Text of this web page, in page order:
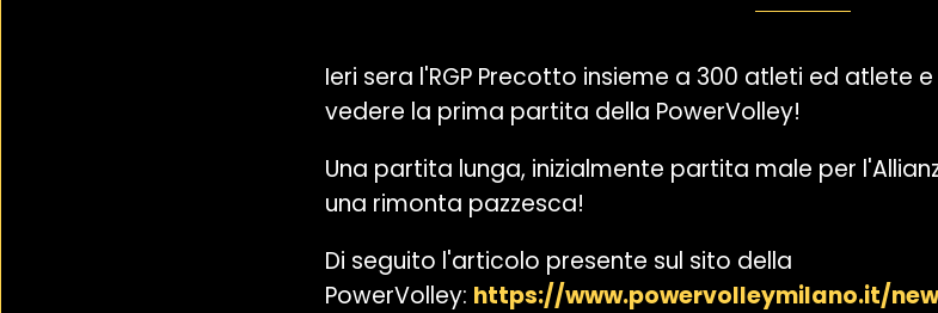
Ieri sera l'RGP Precotto insieme a 300 atleti ed atlete
vedere la prima partita della PowerVolley!
Una partita lunga, inizialmente partita male per
una rimonta pazzesca!
Di seguito l'articolo presente sul sito della
PowerVolley: https://www.powervolleymilano.it/